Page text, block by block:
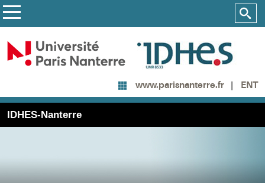
www.parisnanterre.fr ENT
IDHES-Nanterre